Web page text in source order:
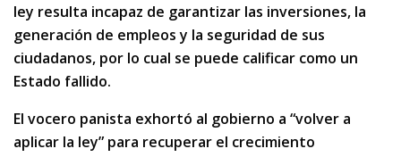
ley resulta incapaz de garantizar las inversiones, la
generación de empleos y la seguridad de sus
ciudadanos, por lo cual se puede calificar como un
Estado fallido.
El vocero panista exhortó al gobierno a “volver a
aplicar la ley” para recuperar el crecimiento